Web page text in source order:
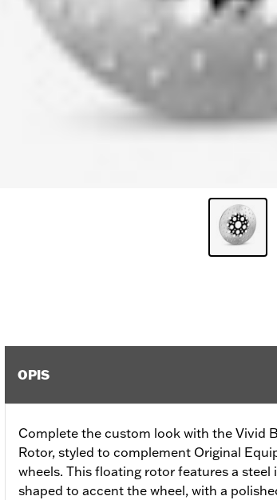
OPIS
Complete the custom look with the Vivid
Rotor, styled to complement Original
wheels. This floating rotor features a steel
shaped to accent the wheel, with a